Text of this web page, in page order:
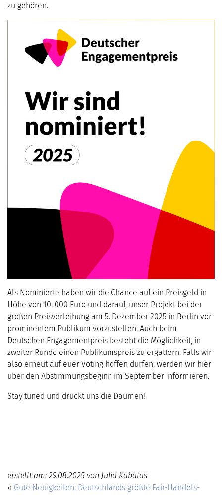
zu gehören.
Als Nominierte haben wir die Chance auf ein Preisgeld in
Höhe von 10. 000 Euro und darauf, unser Projekt bei der
großen Preisverleihung am 5. Dezember 2025 in Berlin vor
prominentem Publikum vorzustellen. Auch beim
Deutschen Engagementpreis besteht die Möglichkeit, in
zweiter Runde einen Publikumspreis zu ergattern. Falls wir
also erneut auf euer Voting hoffen dürfen, werden wir hier
über den Abstimmungsbeginn im September informieren.
Stay tuned und drückt uns die Daumen!
erstellt am: 29.08.2025 von Julia Kabatas
« Gute Neuigkeiten: Deutschlands größte Fair-Handels-